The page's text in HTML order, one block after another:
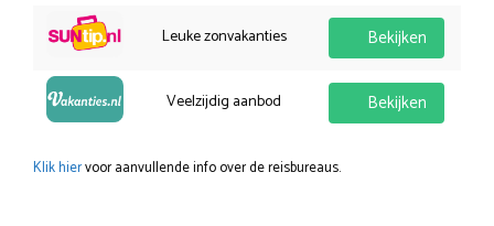
Leuke zonvakanties Bekijken
Veelzijdig aanbod Bekijken
Klik hiervoor aanvullende info over de reisbureaus.